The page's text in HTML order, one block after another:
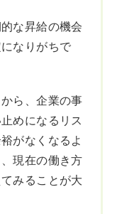
な昇給の機会
なりがちで
ら、企業の事
めになるリス
がなくなるよ
現在の働き方
みることが大